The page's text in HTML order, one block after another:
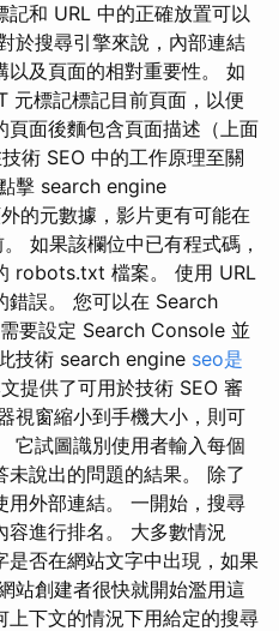
和 URL 中的正確放置可以
於搜尋引擎來說，內部連結
及頁面的相對重要性。 如
元標記標記目前頁面，以便
面後麵包含頁面描述（上面
術 SEO 中的工作原理至關
擊 search engine
的元數據，影片更有可能在
如果該欄位中已有程式碼，
robots.txt 檔案。 使用 URL
錯誤。 您可以在 Search
要設定 Search Console 並
技術 search engine seo是
提供了可用於技術 SEO 審
視窗縮小到手機大小，則可
它試圖識別使用者輸入每個
說出的問題的結果。 除了
用外部連結。 一開始，搜尋
容進行排名。 大多數情況
否在網站文字中出現，如果
站創建者很快就開始濫用這
下文的情況下用給定的搜尋